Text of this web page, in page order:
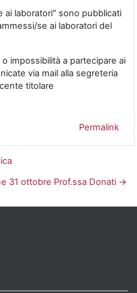
ai laboratori" sono pubblicati
se ai laboratori del
impossibilità a partecipare ai
via mail alla segreteria
titolare
Permalink
31 ottobre Prof.ssa Donati →